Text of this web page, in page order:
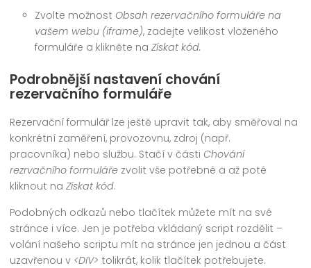
Zvolte možnost Obsah rezervačního formuláře na
vašem webu (iframe), zadejte velikost vloženého
formuláře a klikněte na Získat kód.
Podrobnější nastavení chování
rezervačního formuláře
Rezervační formulář lze ještě upravit tak, aby směřoval na
konkrétní zaměření, provozovnu, zdroj (např.
pracovníka) nebo službu. Stačí v částiChování
rezrvačního formuláře zvolit vše potřebné a až poté
kliknout naZískat kód.
Podobných odkazů nebo tlačítek můžete mít na své
stránce i více. Jen je potřeba vkládaný script rozdělit –
volání našeho scriptu mít na stránce jen jednou a část
uzavřenou v <DIV> tolikrát, kolik tlačítek potřebujete.